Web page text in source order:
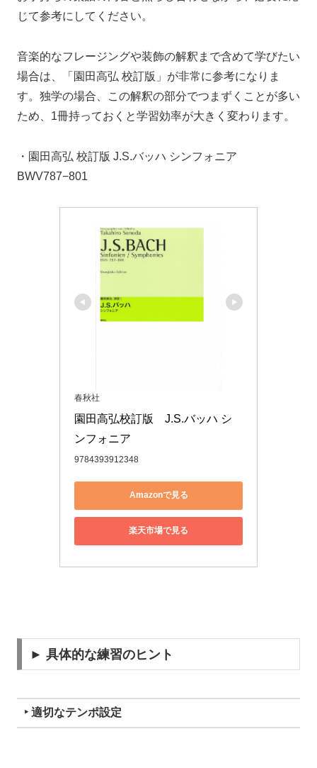
じて参考にしてください。
音楽的なフレージングや装飾の解釈まで含めて学びたい
場合は、「園田高弘 校訂版」が非常に参考になりま
す。独学の場合、この解釈の部分でつまずくことが多い
ため、1冊持っておくと学習効率が大きく変わります。
・園田高弘 校訂版 J.S.バッハ シンフォニア
BWV787−801
春秋社
園田高弘校訂版　J.S.バッハ シ
ンフォニア
9784393912348
Amazonで見る
楽天市場で見る
► 具体的な練習のヒント
‣ 適切なテンポ設定